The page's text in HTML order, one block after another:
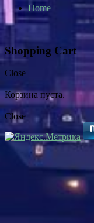
Home
Shopping Cart
Close
Корзина пуста.
Close